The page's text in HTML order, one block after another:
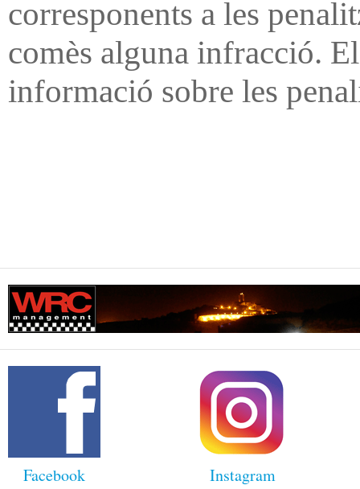
corresponents a les
comès alguna infracció.
informació sobre les
Facebook Instagram